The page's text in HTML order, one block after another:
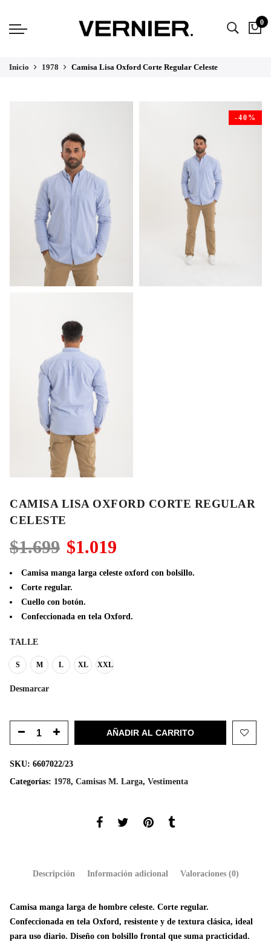
0
Inicio 1978 Camisa Lisa Oxford Corte Regular Celeste
-40%
CAMISA LISA OXFORD CORTE REGULAR
CELESTE
$1.699 El
precio
original
era:
$1.699.
$1.019
actual
Camisa manga larga celeste oxford con bolsillo.
Corte regular.
Cuello con botón.
Confeccionada en tela Oxford.
TALLE
S M L XL XXL
Desmarcar
AÑADIR AL CARRITO
SKU: 6607022/23
Categorías: 1978, Camisas M. Larga, Vestimenta
Descripción Información adicional Valoraciones (0)
Camisa manga larga de hombre celeste. Corte regular.
Confeccionada en tela Oxford, resistente y de textura clásica, ideal
para uso diario. Diseño con bolsillo frontal que suma practicidad.